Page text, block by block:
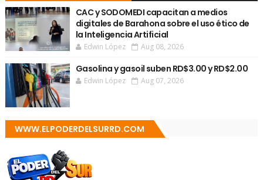
CAC y SODOMEDI capacitan a medios
digitales de Barahona sobre el uso ético de
la Inteligencia Artificial
Edwin López Aug 08, 2026
Gasolina y gasoil suben RD$3.00 y RD$2.00
Edwin López Aug 07, 2026
WWW.ELPODERDELSURRD.COM